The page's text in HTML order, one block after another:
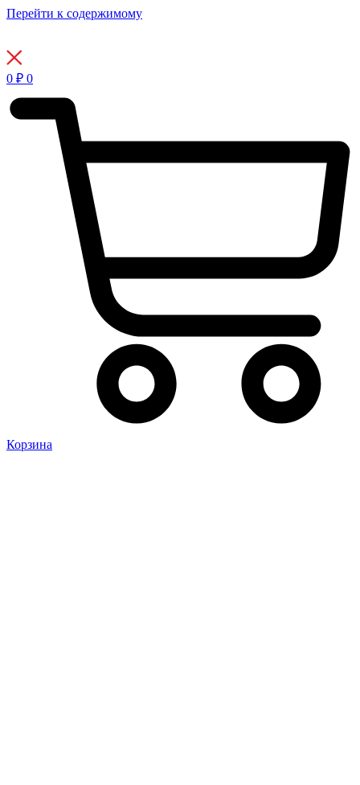
Перейти к содержимому
0 ₽ 0
Корзина